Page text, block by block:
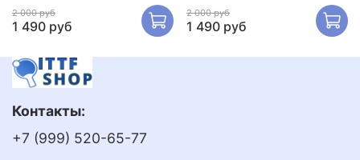
2 000 руб
1 490 руб
2 000 руб
1 490 руб
Контакты:
+7 (999) 520-65-77